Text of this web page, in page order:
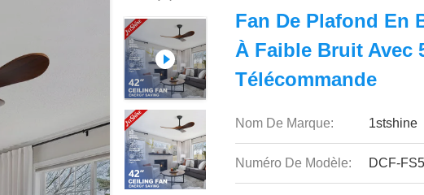
Fan De Plafond En
À Faible Bruit Avec
Télécommande
Nom De Marque: 1stshine
Numéro De Modèle: DCF-